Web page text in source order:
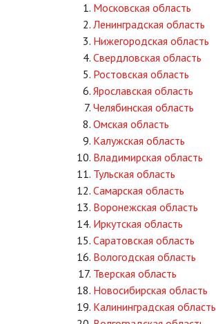
Московская область
Ленинградская область
Нижегородская область
Свердловская область
Ростовская область
Ярославская область
Челябинская область
Омская область
Калужская область
Владимирская область
Тульская область
Самарская область
Воронежская область
Иркутская область
Саратовская область
Вологодская область
Тверская область
Новосибирская область
Калининградская область